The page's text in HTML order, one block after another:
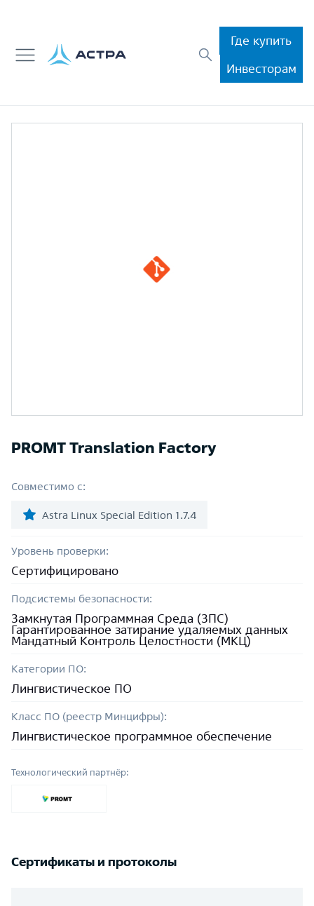
Где купить
Инвесторам
PROMT Translation Factory
Совместимо с:
Astra Linux Special Edition 1.7.4
Уровень проверки:
Сертифицировано
Подсистемы безопасности:
Замкнутая Программная Среда (ЗПС)
Гарантированное затирание удаляемых данных
Мандатный Контроль Целостности (МКЦ)
Категории ПО:
Лингвистическое ПО
Класс ПО (реестр Минцифры):
Лингвистическое программное обеспечение
Технологический партнёр:
Сертификаты и протоколы